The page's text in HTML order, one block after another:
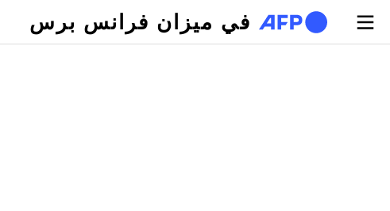
تجاوز إلى المحتوى الرئيسي
في ميزان فرانس برس
التبويبات الأساسية